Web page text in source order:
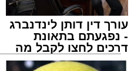
עורך דין דותן לינדנברג
- נפגעתם בתאונת
דרכים לחצו לקבל מה
שמגיע לכם